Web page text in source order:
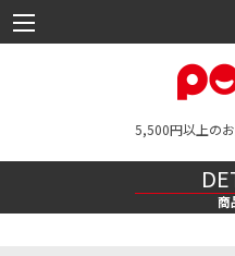
5,500円以上の
商